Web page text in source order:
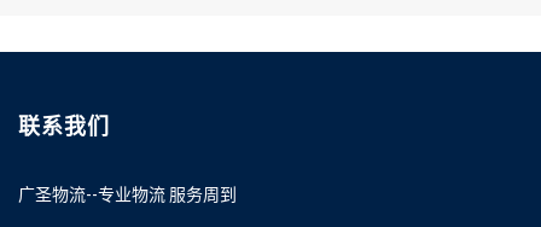
联系我们
广圣物流--专业物流 服务周到